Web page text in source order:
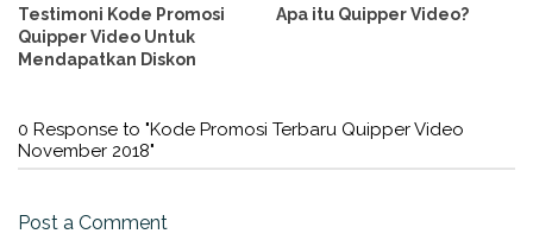
Testimoni Kode Promosi
Quipper Video Untuk
Mendapatkan Diskon
Apa itu Quipper Video?
0 Response to "Kode Promosi Terbaru Quipper Video
November 2018"
Post a Comment